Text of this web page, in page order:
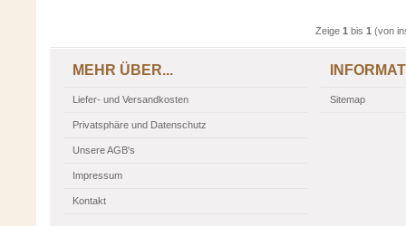
Zeige 1 bis 1 (von
MEHR ÜBER...
Liefer- und Versandkosten
Privatsphäre und Datenschutz
Unsere AGB's
Impressum
Kontakt
Sitemap